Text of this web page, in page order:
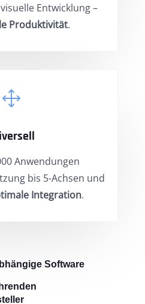
Entwicklung –
Produktivität.
1
Anwendungen
bis 5-Achsen und
Integration.
Software